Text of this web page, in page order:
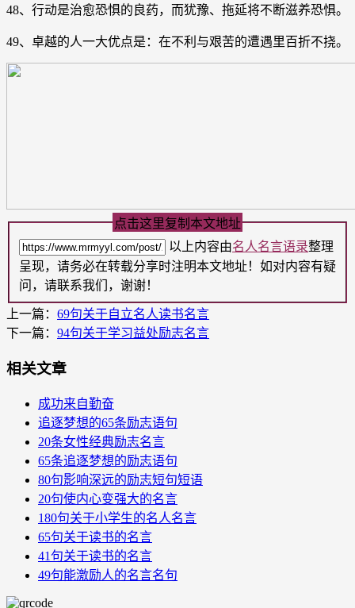
48、行动是治愈恐惧的良药，而犹豫、拖延将不断滋养恐惧。
49、卓越的人一大优点是：在不利与艰苦的遭遇里百折不挠。
点击这里复制本文地址
以上内容由名人名言语录整理
呈现，请务必在转载分享时注明本文地址！如对内容有疑
问，请联系我们，谢谢！
上一篇： 69句关于自立名人读书名言
下一篇： 94句关于学习益处励志名言
相关文章
成功来自勤奋
追逐梦想的65条励志语句
20条女性经典励志名言
65条追逐梦想的励志语句
80句影响深远的励志短句短语
20句使内心变强大的名言
180句关于小学生的名人名言
65句关于读书的名言
41句关于读书的名言
49句能激励人的名言名句